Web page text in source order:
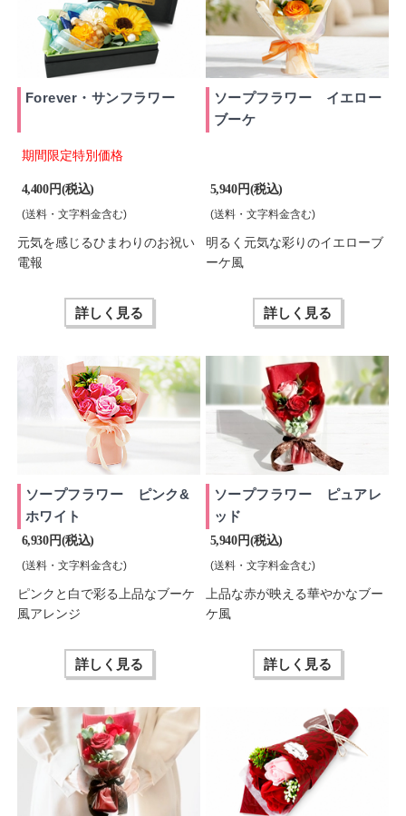
Forever・サンフラワー
期間限定特別価格
4,400 円(税込)
(送料・文字料金含む)
元気を感じるひまわりのお祝い
電報
詳しく見る
ソープフラワー イエロー
ブーケ
5,940 円(税込)
(送料・文字料金含む)
明るく元気な彩りのイエローブ
ーケ風
詳しく見る
ソープフラワー ピンク&
ホワイト
6,930 円(税込)
(送料・文字料金含む)
ピンクと白で彩る上品なブーケ
風アレンジ
詳しく見る
ソープフラワー ピュアレ
ッド
5,940 円(税込)
(送料・文字料金含む)
上品な赤が映える華やかなブー
ケ風
詳しく見る